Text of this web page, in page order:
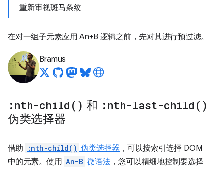
重新审视斑马条纹
在对一组子元素应用 An+B 逻辑之前，先对其进行预过滤。
Bramus
: nth-child( ) 和 : nth-last-child( )
伪类选择器
借助 :nth-child() 伪类选择器 ，可以按索引选择 DOM
中的元素。使用 An+B 微语法 ，您可以精细地控制要选择